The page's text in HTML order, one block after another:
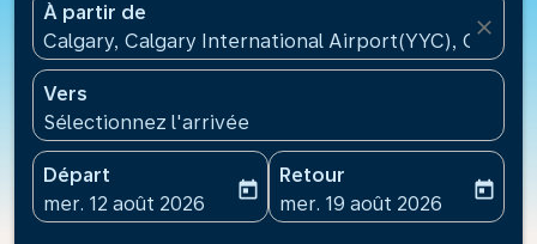
À partir de
Calgary, Calgary International Airport(YYC), Canada
close
Vers
Sélectionnez l'arrivée
Départ
fc-booking-departure-date-aria-label
mer. 12 août 2026
today
Retour
fc-booking-return-date-
mer. 19 août 2026
today